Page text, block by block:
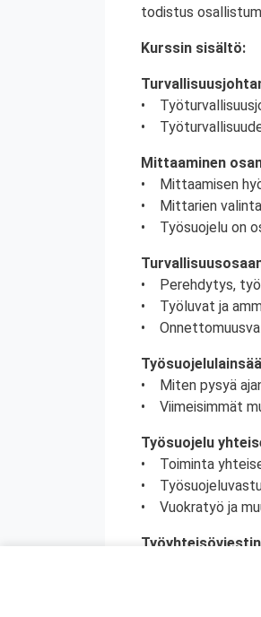
todistus
Kurssin sisältö:
•
•
Mittaaminen
• Mittaamisen
• Mittarien valinta
• Työsuojelu on
• Perehdytys,
• Työluvat ja
•
• Miten pysyä
• Viimeisimmät
Työsuojelu
• Toiminta
•
• Vuokratyö ja